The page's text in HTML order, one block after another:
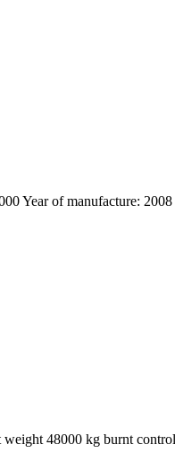
Year of manufacture:
48000 kg burnt